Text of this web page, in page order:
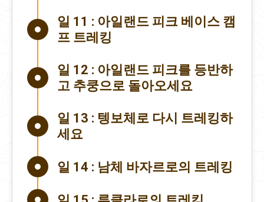
일 11 : 아일랜드 피크 베이스 캠
프 트레킹
일 12 : 아일랜드 피크를 등반하
고 추쿵으로 돌아오세요
일 13 : 텡보체로 다시 트레킹하
세요
일 14 : 남체 바자르로의 트레킹